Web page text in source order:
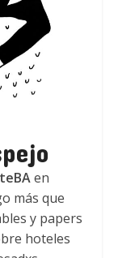
en
más que
y papers
hoteles